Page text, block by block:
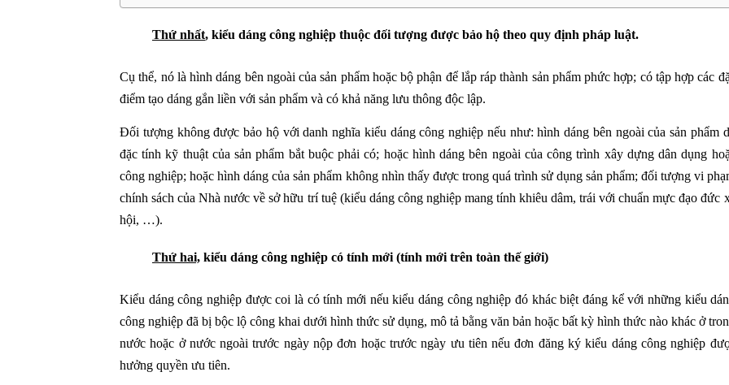
Thứ nhất, kiểu dáng công nghiệp thuộc đối tượng được bảo hộ theo quy định pháp luật.
Cụ thể, nó là hình dáng bên ngoài của sản phẩm hoặc bộ phận để lắp ráp thành sản phẩm phức hợp; có tập hợp các
điểm tạo dáng gắn liền với sản phẩm và có khả năng lưu thông độc lập.
Đối tượng không được bảo hộ với danh nghĩa kiểu dáng công nghiệp nếu như: hình dáng bên ngoài của sản phẩm
đặc tính kỹ thuật của sản phẩm bắt buộc phải có; hoặc hình dáng bên ngoài của công trình xây dựng dân dụng
công nghiệp; hoặc hình dáng của sản phẩm không nhìn thấy được trong quá trình sử dụng sản phẩm; đối tượng vi
chính sách của Nhà nước về sở hữu trí tuệ (kiểu dáng công nghiệp mang tính khiêu dâm, trái với chuẩn mực đạo đức
hội, …).
Thứ hai, kiểu dáng công nghiệp có tính mới (tính mới trên toàn thế giới)
Kiểu dáng công nghiệp được coi là có tính mới nếu kiểu dáng công nghiệp đó khác biệt đáng kể với những kiểu
công nghiệp đã bị bộc lộ công khai dưới hình thức sử dụng, mô tả bằng văn bản hoặc bất kỳ hình thức nào khác ở
nước hoặc ở nước ngoài trước ngày nộp đơn hoặc trước ngày ưu tiên nếu đơn đăng ký kiểu dáng công nghiệp
hưởng quyền ưu tiên.